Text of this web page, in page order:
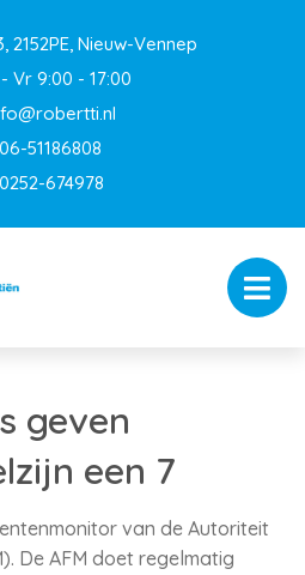
2152PE, Nieuw-Vennep
Vr 9:00 - 17:00
06-51186808
0252-674978
geven
een 7
van de Autoriteit
De AFM doet regelmatig